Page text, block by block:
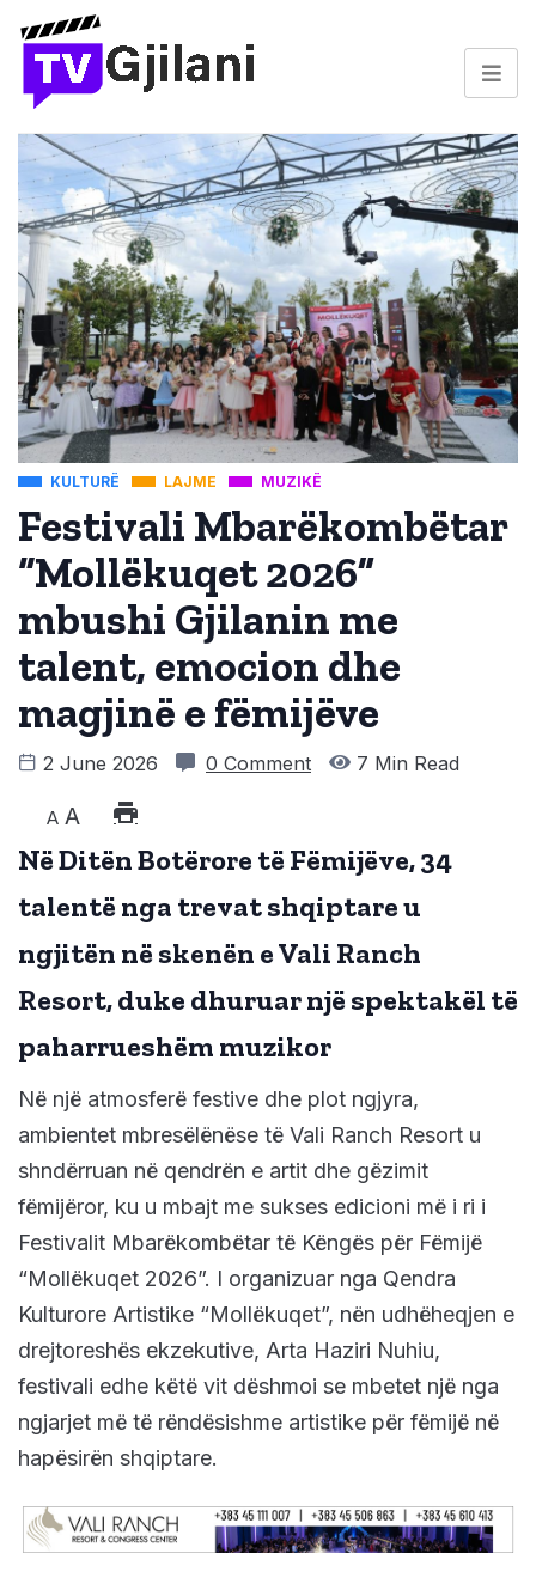
KULTURË LAJME MUZIKË
Festivali Mbarëkombëtar
“Mollëkuqet 2026”
mbushi Gjilanin me
talent, emocion dhe
magjinë e fëmijëve
2 June 2026 0 Comment 7 Min Read
A A
Në Ditën Botërore të Fëmijëve, 34
talentë nga trevat shqiptare u
ngjitën në skenën e Vali Ranch
Resort, duke dhuruar një spektakël të
paharrueshëm muzikor
Në një atmosferë festive dhe plot ngjyra,
ambientet mbresëlënëse të Vali Ranch Resort u
shndërruan në qendrën e artit dhe gëzimit
fëmijëror, ku u mbajt me sukses edicioni më i ri i
Festivalit Mbarëkombëtar të Këngës për Fëmijë
“Mollëkuqet 2026”. I organizuar nga Qendra
Kulturore Artistike “Mollëkuqet”, nën udhëheqjen e
drejtoreshës ekzekutive, Arta Haziri Nuhiu,
festivali edhe këtë vit dëshmoi se mbetet një nga
ngjarjet më të rëndësishme artistike për fëmijë në
hapësirën shqiptare.